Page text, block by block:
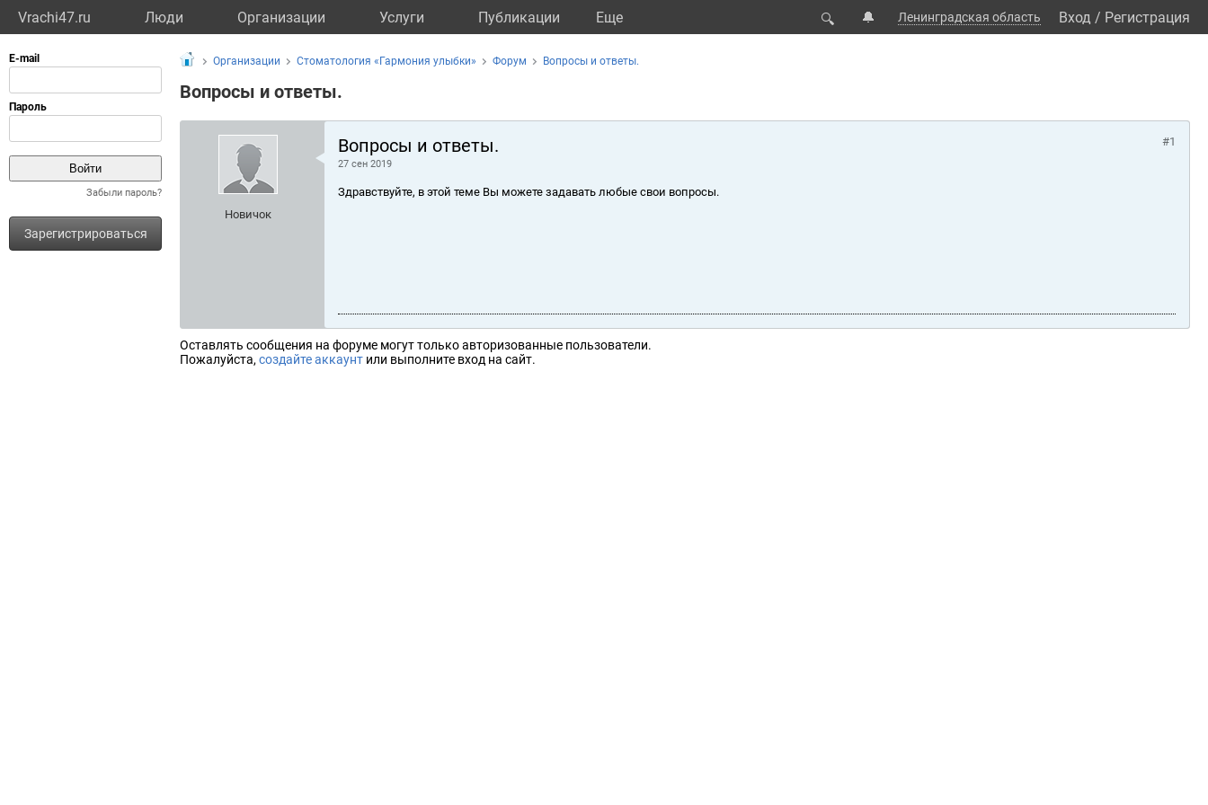
Vrachi47.ru Люди Организации Услуги Публикации Eще 🔍 🔔 Ленинградская область Вход / Регистрация
Забыли пароль?
Зарегистрироваться
Организации Стоматология «Гармония улыбки» Форум Вопросы и ответы.
Вопросы и ответы.
Новичок
Вопросы и ответы.
27 сен 2019
#1
Здравствуйте, в этой теме Вы можете задавать любые свои вопросы.
Оставлять сообщения на форуме могут только авторизованные пользователи.
Пожалуйста, создайте аккаунт или выполните вход на сайт.